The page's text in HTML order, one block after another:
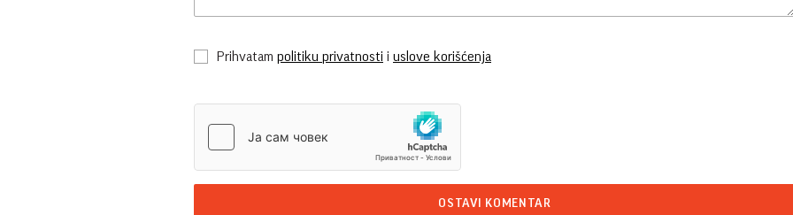
Prihvatam politiku privatnosti i uslove korišćenja
OSTAVI KOMENTAR